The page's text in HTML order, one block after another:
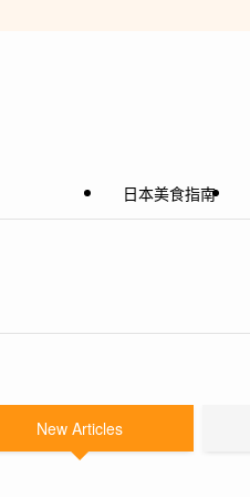
日本美食指南
New Articles